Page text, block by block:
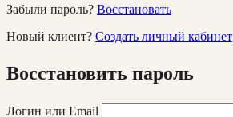
Забыли пароль? Восстановать
Новый клиент? Создать личный кабинет
Восстановить пароль
Логин или Email